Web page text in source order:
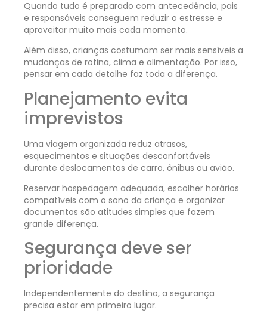
Quando tudo é preparado com antecedência, pais
e responsáveis conseguem reduzir o estresse e
aproveitar muito mais cada momento.
Além disso, crianças costumam ser mais sensíveis a
mudanças de rotina, clima e alimentação. Por isso,
pensar em cada detalhe faz toda a diferença.
Planejamento evita
imprevistos
Uma viagem organizada reduz atrasos,
esquecimentos e situações desconfortáveis
durante deslocamentos de carro, ônibus ou avião.
Reservar hospedagem adequada, escolher horários
compatíveis com o sono da criança e organizar
documentos são atitudes simples que fazem
grande diferença.
Segurança deve ser
prioridade
Independentemente do destino, a segurança
precisa estar em primeiro lugar.